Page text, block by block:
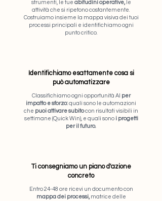
strumenti, le tue abitudini operative,le
attività che si ripetono costantemente.
Costruiamo insieme la mappa visiva dei tuoi
processi principali e identifichiamo ogni
punto critico.
Identifichiamo esattamente cosa si
può automatizzare
Classifichiamo ogni opportunità AI per
impatto e sforzo:quali sono le automazioni
che puoi attivare subitocon risultati visibili in
settimane (Quick Win), e quali sono i progetti
per il futuro.
Ti consegniamo un piano d'azione
concreto
Entro 24-48 ore ricevi un documento con
mappa dei processi, matrice delle